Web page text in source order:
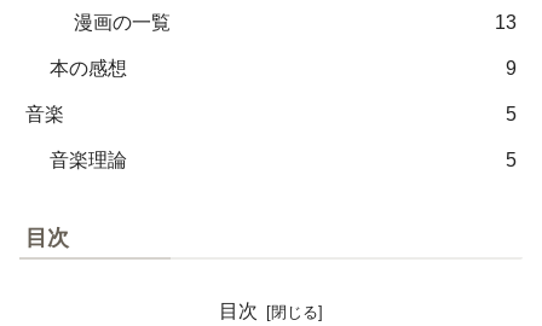
漫画の一覧 13
本の感想 9
音楽 5
音楽理論 5
目次
目次